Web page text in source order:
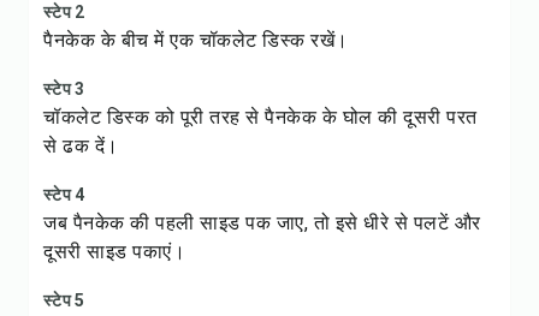
स्टेप 2
पैनकेक के बीच में एक चॉकलेट डिस्क रखें।
स्टेप 3
चॉकलेट डिस्क को पूरी तरह से पैनकेक के घोल की दूसरी परत
से ढक दें।
स्टेप 4
जब पैनकेक की पहली साइड पक जाए, तो इसे धीरे से पलटें और
दूसरी साइड पकाएं।
स्टेप 5